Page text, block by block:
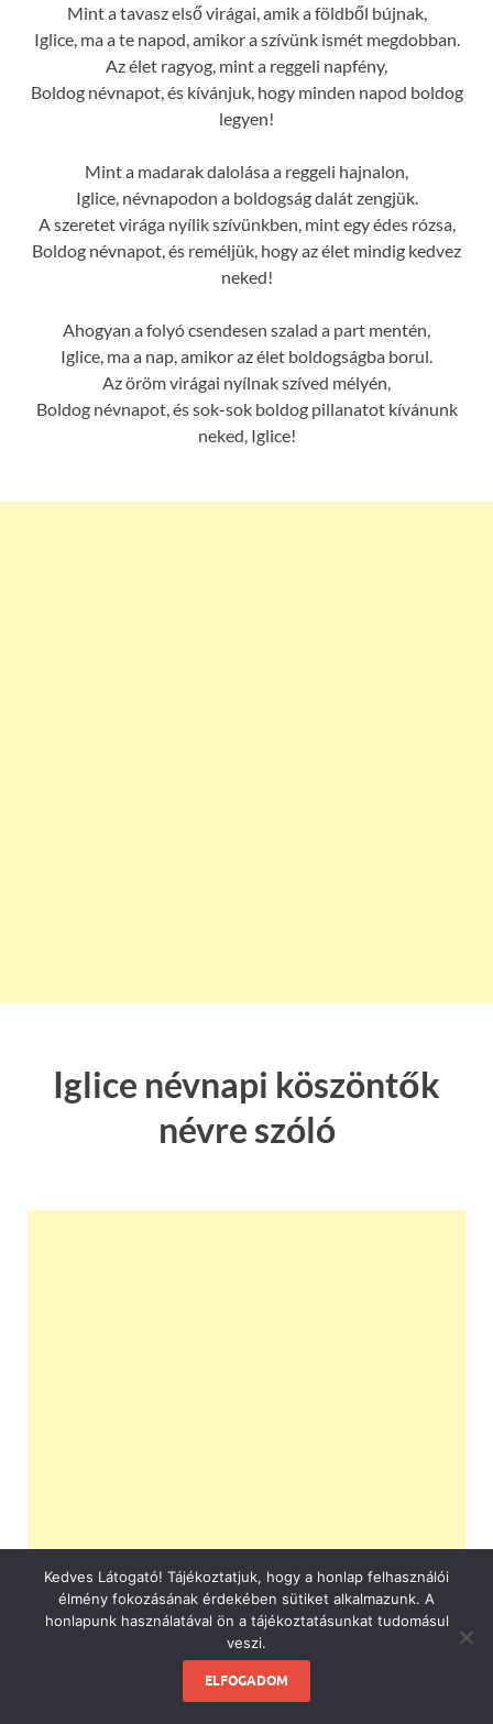
Mint a tavasz első virágai, amik a földből bújnak,
Iglice, ma a te napod, amikor a szívünk ismét megdobban.
Az élet ragyog, mint a reggeli napfény,
Boldog névnapot, és kívánjuk, hogy minden napod boldog
legyen!
Mint a madarak dalolása a reggeli hajnalon,
Iglice, névnapodon a boldogság dalát zengjük.
A szeretet virága nyílik szívünkben, mint egy édes rózsa,
Boldog névnapot, és reméljük, hogy az élet mindig kedvez
neked!
Ahogyan a folyó csendesen szalad a part mentén,
Iglice, ma a nap, amikor az élet boldogságba borul.
Az öröm virágai nyílnak szíved mélyén,
Boldog névnapot, és sok-sok boldog pillanatot kívánunk
neked, Iglice!
Iglice névnapi köszöntők
névre szóló
Kedves Látogató! Tájékoztatjuk, hogy a honlap felhasználói
élmény fokozásának érdekében sütiket alkalmazunk. A
honlapunk használatával ön a tájékoztatásunkat tudomásul
veszi.
ELFOGADOM